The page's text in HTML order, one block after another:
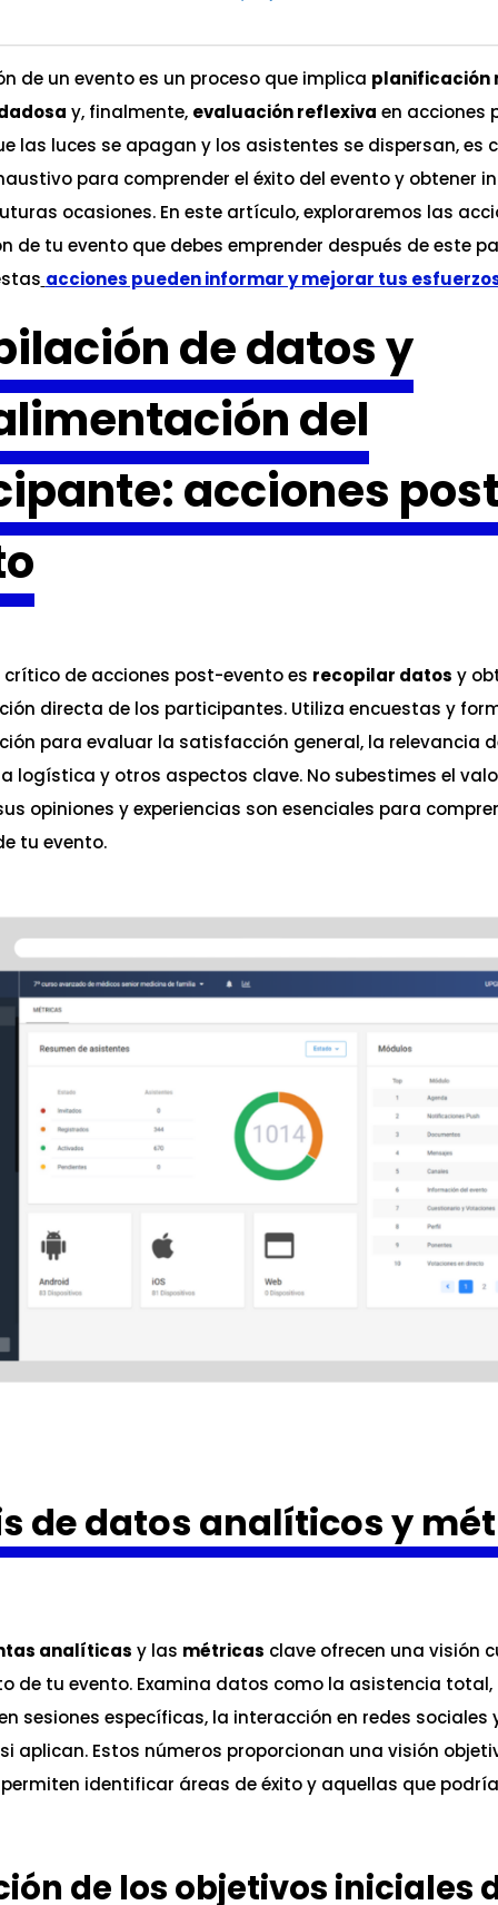
de un evento es un proceso que implica planificación
y, finalmente, evaluación reflexiva en acciones
las luces se apagan y los asistentes se dispersan, es
para comprender el éxito del evento y obtener
ocasiones. En este artículo, exploraremos las
de tu evento que debes emprender después de este
acciones pueden informar y mejorar tus
de datos y
del
acciones
crítico de acciones post-evento es recopilar datos y
directa de los participantes. Utiliza encuestas y
para evaluar la satisfacción general, la relevancia
logística y otros aspectos clave. No subestimes el
opiniones y experiencias son esenciales para
tu evento.
de datos analíticos y
analíticas y las métricas clave ofrecen una visión
de tu evento. Examina datos como la asistencia total,
sesiones específicas, la interacción en redes sociales
aplican. Estos números proporcionan una visión
identificar áreas de éxito y aquellas que
de los objetivos iniciales